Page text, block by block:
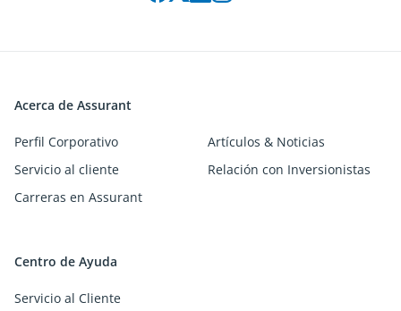
Acerca de Assurant
Perfil Corporativo
Artículos & Noticias
Servicio al cliente
Relación con Inversionistas
Carreras en Assurant
Centro de Ayuda
Servicio al Cliente